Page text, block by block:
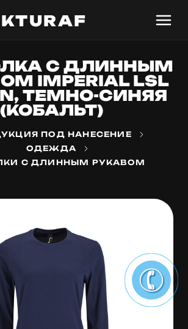
С ДЛИННЫМ
IMPERIAL LSL
ТЕМНО-СИНЯЯ
(КОБАЛЬТ)
ПОД НАНЕСЕНИЕ
ОДЕЖДА
С ДЛИННЫМ РУКАВОМ